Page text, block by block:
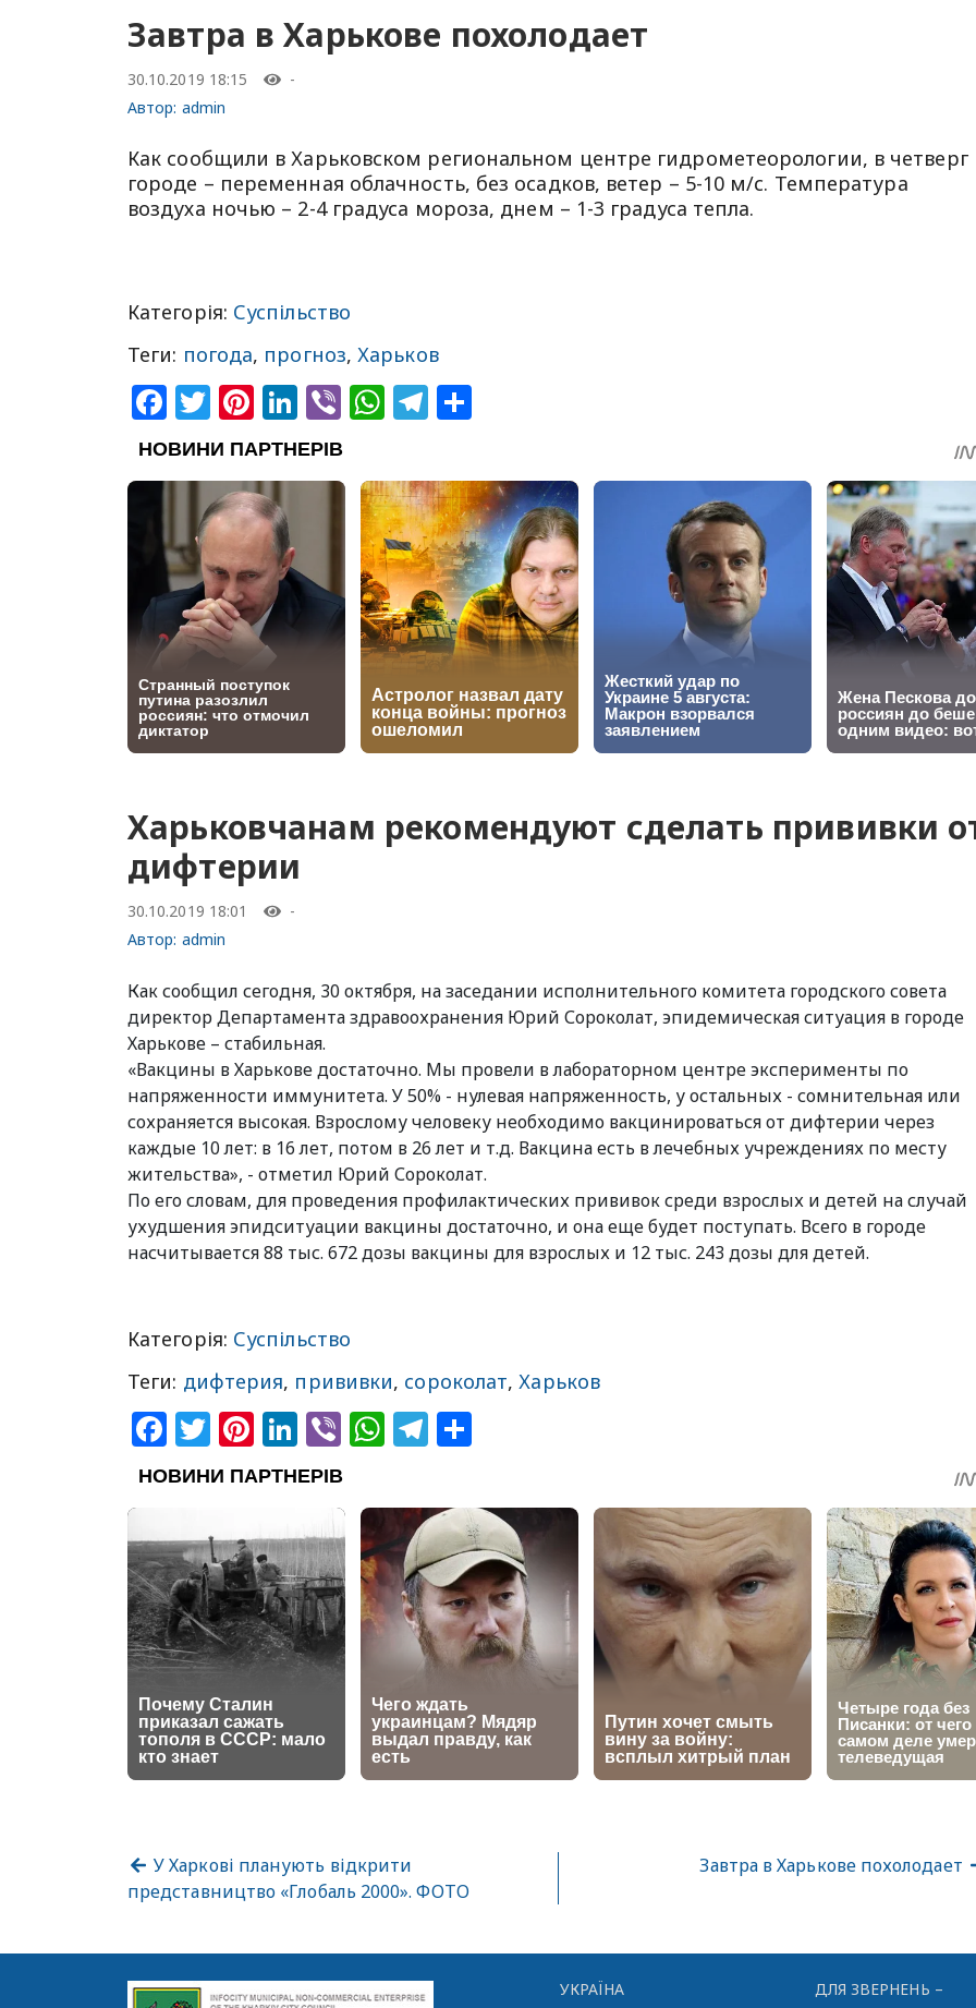
Завтра в Харькове похолодает
30.10.2019 18:15
-
Автор: admin
Как сообщили в Харьковском региональном центре гидрометеорологии, в четверг
городе – переменная облачность, без осадков, ветер – 5-10 м/с. Температура
воздуха ночью – 2-4 градуса мороза, днем – 1-3 градуса тепла.
Категорія: Суспільство
Теги: погода, прогноз,Харьков
Facebook
Twitter
Pinterest
LinkedIn
ViberWhatsApp
Telegram
Харьковчанам рекомендуют сделать прививки
дифтерии
30.10.2019 18:01
-
Автор: admin
Как сообщил сегодня, 30 октября, на заседании исполнительного комитета городского совета
директор Департамента здравоохранения Юрий Сороколат, эпидемическая ситуация в городе
Харькове – стабильная.
«Вакцины в Харькове достаточно. Мы провели в лабораторном центре эксперименты по
напряженности иммунитета. У 50% - нулевая напряженность, у остальных - сомнительная или
сохраняется высокая. Взрослому человеку необходимо вакцинироваться от дифтерии через
каждые 10 лет: в 16 лет, потом в 26 лет и т.д. Вакцина есть в лечебных учреждениях по месту
жительства», - отметил Юрий Сороколат.
По его словам, для проведения профилактических прививок среди взрослых и детей на случай
ухудшения эпидситуации вакцины достаточно, и она еще будет поступать. Всего в городе
насчитывается 88 тыс. 672 дозы вакцины для взрослых и 12 тыс. 243 дозы для детей.
Категорія: Суспільство
Теги: дифтерия, прививки, сороколат,Харьков
Facebook
Twitter
Pinterest
LinkedIn
ViberWhatsApp
Telegram
У Харкові планують відкрити
представництво «Глобаль 2000». ФОТО
Завтра в Харькове похолодает
УКРАЇНА
ДЛЯ ЗВЕРНЕНЬ –